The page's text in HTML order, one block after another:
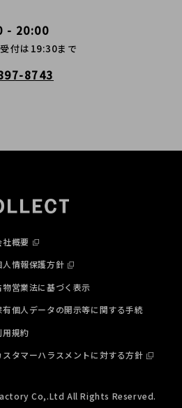
- 20:00
付は19:30まで
8743
社概要
人情報保護方針
物営業法に基づく表示
有個人データの開示等に関する手続
用規約
スタマーハラスメントに対する方針
Co,.Ltd All Rights Reserved.